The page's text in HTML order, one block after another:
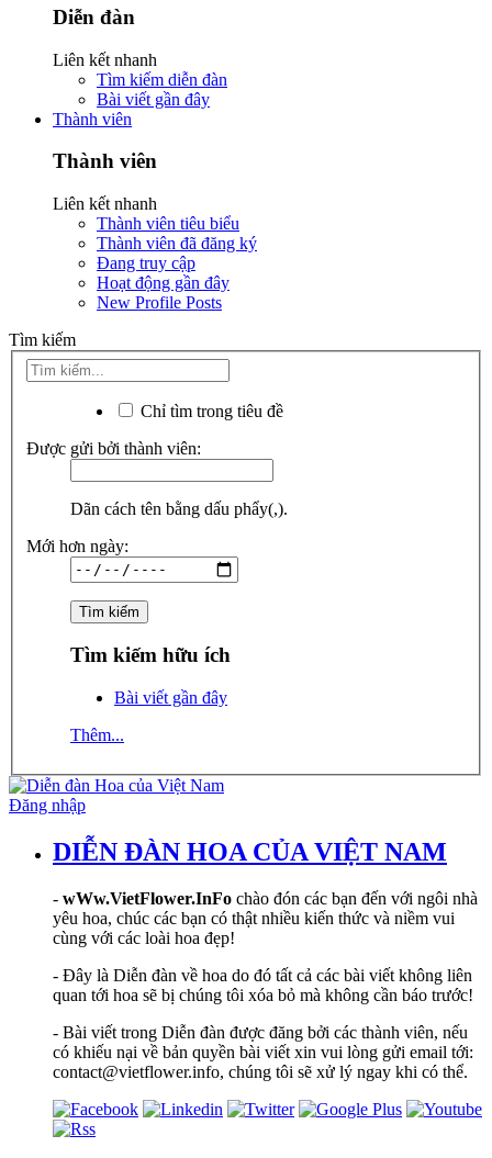
Diễn đàn
Liên kết nhanh
Tìm kiếm diễn đàn
Bài viết gần đây
Thành viên
Thành viên
Liên kết nhanh
Thành viên tiêu biểu
Thành viên đã đăng ký
Đang truy cập
Hoạt động gần đây
New Profile Posts
Tìm kiếm
Chỉ tìm trong tiêu đề
Được gửi bởi thành viên:
Dãn cách tên bằng dấu phẩy(,).
Mới hơn ngày:
Tìm kiếm hữu ích
Bài viết gần đây
Thêm...
Đăng nhập
DIỄN ĐÀN HOA CỦA VIỆT NAM
- wWw.VietFlower.InFo chào đón các bạn đến với ngôi nhà
yêu hoa, chúc các bạn có thật nhiều kiến thức và niềm vui
cùng với các loài hoa đẹp!
- Đây là Diễn đàn về hoa do đó tất cả các bài viết không liên
quan tới hoa sẽ bị chúng tôi xóa bỏ mà không cần báo trước!
- Bài viết trong Diễn đàn được đăng bởi các thành viên, nếu
có khiếu nại về bản quyền bài viết xin vui lòng gửi email tới:
contact@vietflower.info, chúng tôi sẽ xử lý ngay khi có thể.